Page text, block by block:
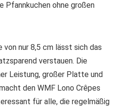
Pfannkuchen ohne großen
von nur 8,5 cm lässt sich das
verstauen. Die
Leistung, großer Platte und
den WMF Lono Crêpes
für alle, die regelmäßig